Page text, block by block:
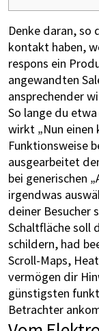
Denke daran, so
kontakt haben,
respons ein
angewandten
ansprechender
So lange du
wirkt „Nun
Funktionsweise
ausgearbeitet
bei generischen
irgendwas
deiner Besucher
Schaltfläche soll
schildern, had
Scroll-Maps,
vermögen dir
günstigsten
Betrachter